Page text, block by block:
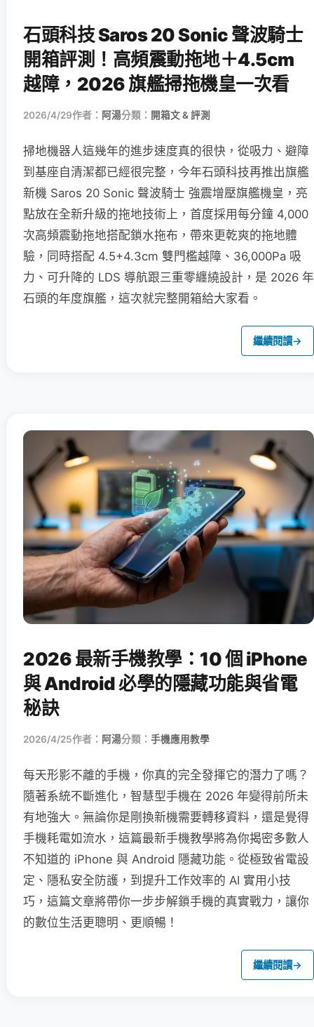
石頭科技 Saros 20 Sonic 聲波騎士
開箱評測！高頻震動拖地＋4.5cm
越障，2026 旗艦掃拖機皇一次看
2026/4/29作者： 阿湯分類： 開箱文 & 評測
掃地機器人這幾年的進步速度真的很快，從吸力、避障
到基座自清潔都已經很完整，今年石頭科技再推出旗艦
新機 Saros 20 Sonic 聲波騎士 強震增壓旗艦機皇，亮
點放在全新升級的拖地技術上，首度採用每分鐘 4,000
次高頻震動拖地搭配鎖水拖布，帶來更乾爽的拖地體
驗，同時搭配 4.5+4.3cm 雙門檻越障、36,000Pa 吸
力、可升降的 LDS 導航跟三重零纏繞設計，是 2026 年
石頭的年度旗艦，這次就完整開箱給大家看。
繼續閱讀→
2026 最新手機教學：10 個 iPhone
與 Android 必學的隱藏功能與省電
秘訣
2026/4/25作者： 阿湯分類： 手機應用教學
每天形影不離的手機，你真的完全發揮它的潛力了嗎？
隨著系統不斷進化，智慧型手機在 2026 年變得前所未
有地強大。無論你是剛換新機需要轉移資料，還是覺得
手機耗電如流水，這篇最新手機教學將為你揭密多數人
不知道的 iPhone 與 Android 隱藏功能。從極致省電設
定、隱私安全防護，到提升工作效率的 AI 實用小技
巧，這篇文章將帶你一步步解鎖手機的真實戰力，讓你
的數位生活更聰明、更順暢！
繼續閱讀→